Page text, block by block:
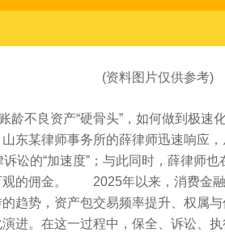
(资料图片仅供参考)
龄不良资产“硬骨头”，如何做到极速
东某律师事务所的薛律师迅速响应
讼的“加速度”；与此同时，薛律师
观的佣金。 2025年以来，消费金融
趋势，资产包交易频率提升、权属
进。在这一过程中，保全、诉讼、